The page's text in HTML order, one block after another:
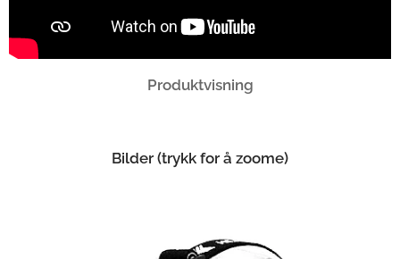
Produktvisning
Bilder (trykk for å zoome)